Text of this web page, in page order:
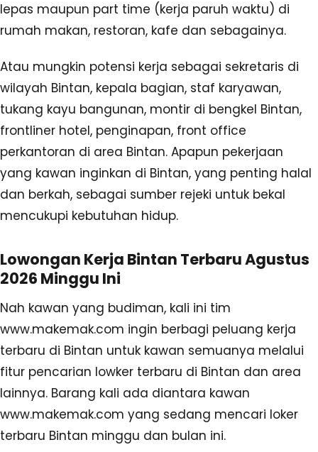
lepas maupun part time (kerja paruh waktu) di
rumah makan, restoran, kafe dan sebagainya.
Atau mungkin potensi kerja sebagai sekretaris di
wilayah Bintan, kepala bagian, staf karyawan,
tukang kayu bangunan, montir di bengkel Bintan,
frontliner hotel, penginapan, front office
perkantoran di area Bintan. Apapun pekerjaan
yang kawan inginkan di Bintan, yang penting halal
dan berkah, sebagai sumber rejeki untuk bekal
mencukupi kebutuhan hidup.
Lowongan Kerja Bintan Terbaru Agustus
2026 Minggu Ini
Nah kawan yang budiman, kali ini tim
www.makemak.com ingin berbagi peluang kerja
terbaru di Bintan untuk kawan semuanya melalui
fitur pencarian lowker terbaru di Bintan dan area
lainnya. Barang kali ada diantara kawan
www.makemak.com yang sedang mencari loker
terbaru Bintan minggu dan bulan ini.